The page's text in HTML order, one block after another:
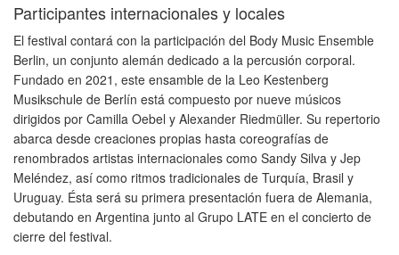
Participantes internacionales y locales
El festival contará con la participación del Body Music Ensemble
Berlin, un conjunto alemán dedicado a la percusión corporal.
Fundado en 2021, este ensamble de la Leo Kestenberg
Musikschule de Berlín está compuesto por nueve músicos
dirigidos por Camilla Oebel y Alexander Riedmüller. Su repertorio
abarca desde creaciones propias hasta coreografías de
renombrados artistas internacionales como Sandy Silva y Jep
Meléndez, así como ritmos tradicionales de Turquía, Brasil y
Uruguay. Ésta será su primera presentación fuera de Alemania,
debutando en Argentina junto al Grupo LATE en el concierto de
cierre del festival.